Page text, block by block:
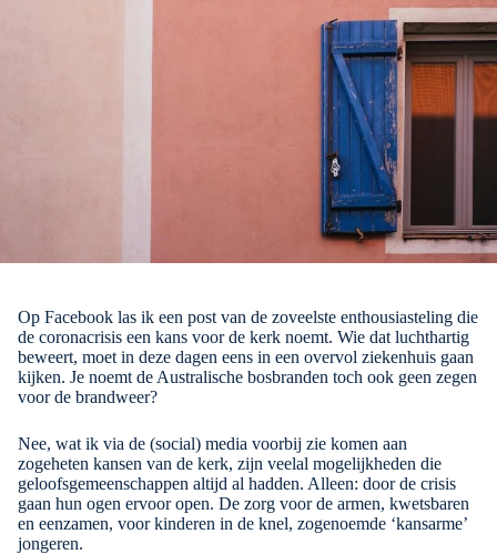
Op Facebook las ik een post van de zoveelste enthousiasteling die
de coronacrisis een kans voor de kerk noemt. Wie dat luchthartig
beweert, moet in deze dagen eens in een overvol ziekenhuis gaan
kijken. Je noemt de Australische bosbranden toch ook geen zegen
voor de brandweer?
Nee, wat ik via de (social) media voorbij zie komen aan
zogeheten kansen van de kerk, zijn veelal mogelijkheden die
geloofsgemeenschappen altijd al hadden. Alleen: door de crisis
gaan hun ogen ervoor open. De zorg voor de armen, kwetsbaren
en eenzamen, voor kinderen in de knel, zogenoemde ‘kansarme’
jongeren.